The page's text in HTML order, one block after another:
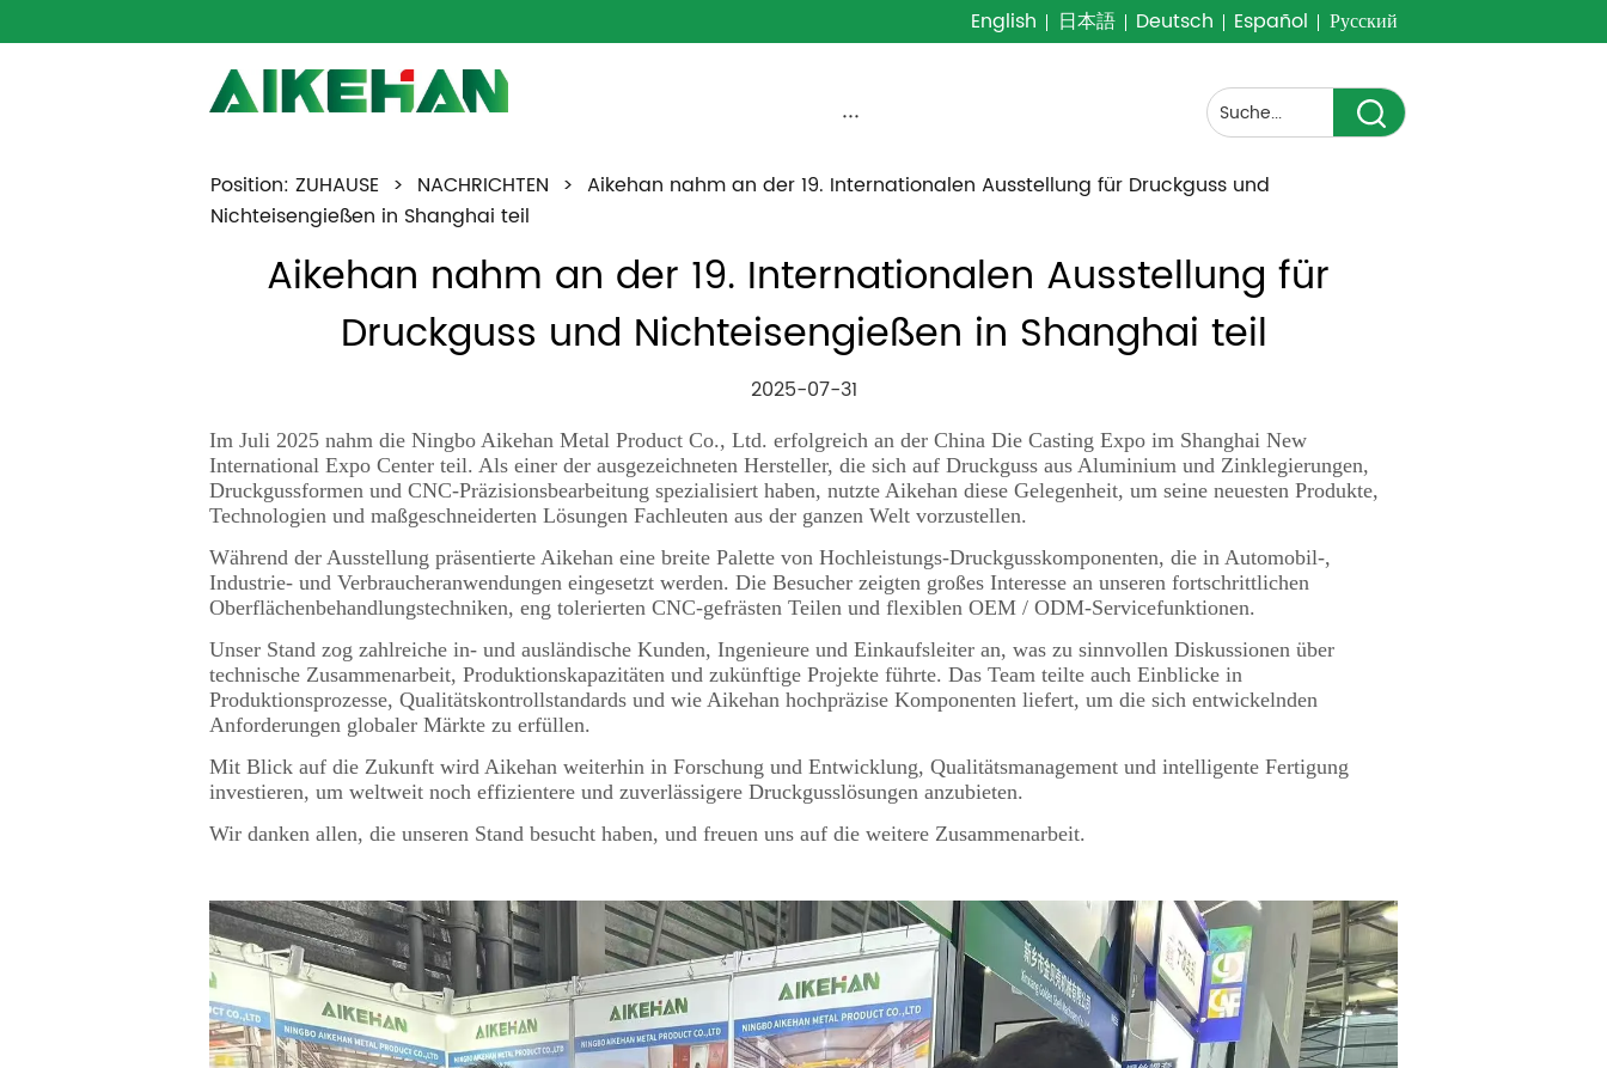
English 日本語 Deutsch Español Русский
···
Position: ZUHAUSE > NACHRICHTEN > Aikehan nahm an der 19. Internationalen Ausstellung für Druckguss und
Nichteisengießen in Shanghai teil
Aikehan nahm an der 19. Internationalen Ausstellung für
Druckguss und Nichteisengießen in Shanghai teil
2025-07-31